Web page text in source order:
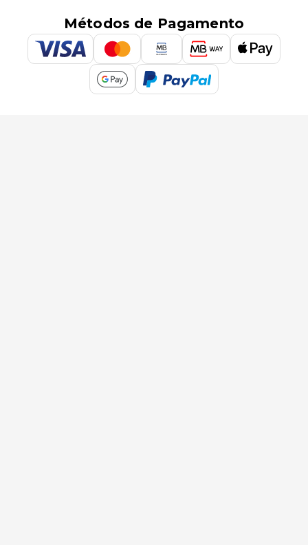
Métodos de Pagamento